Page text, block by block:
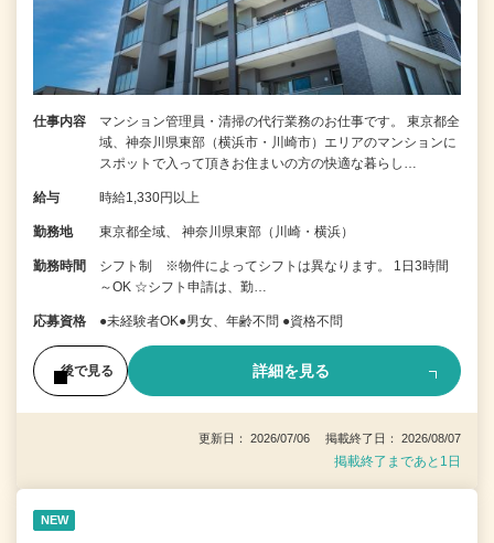
仕事内容
マンション管理員・清掃の代行業務のお仕事です。 東京都全
域、神奈川県東部（横浜市・川崎市）エリアのマンションに
スポットで入って頂きお住まいの方の快適な暮らし…
給与 時給1,330円以上
勤務地 東京都全域、 神奈川県東部（川崎・横浜）
勤務時間
シフト制 ※物件によってシフトは異なります。 1日3時間
～OK ☆シフト申請は、勤…
応募資格 ●未経験者OK●男女、年齢不問 ●資格不問
後で見る 詳細を見る
更新日： 2026/07/06 掲載終了日： 2026/08/07
掲載終了まであと1日
NEW